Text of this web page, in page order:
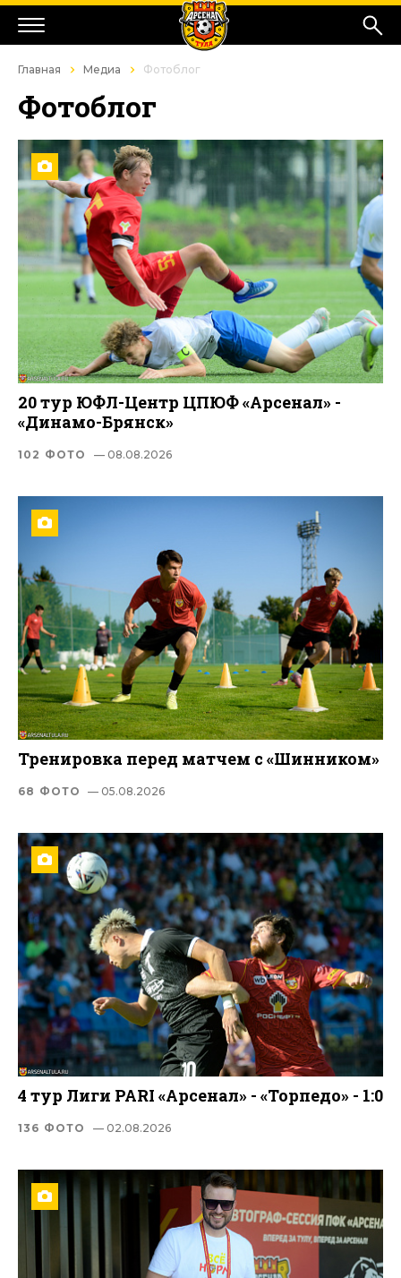
Главная Медиа Фотоблог
Фотоблог
20 тур ЮФЛ-Центр ЦПЮФ «Арсенал» -
«Динамо-Брянск»
102 ФОТО — 08.08.2026
Тренировка перед матчем с «Шинником»
68 ФОТО — 05.08.2026
4 тур Лиги PARI «Арсенал» - «Торпедо» - 1:0
136 ФОТО — 02.08.2026